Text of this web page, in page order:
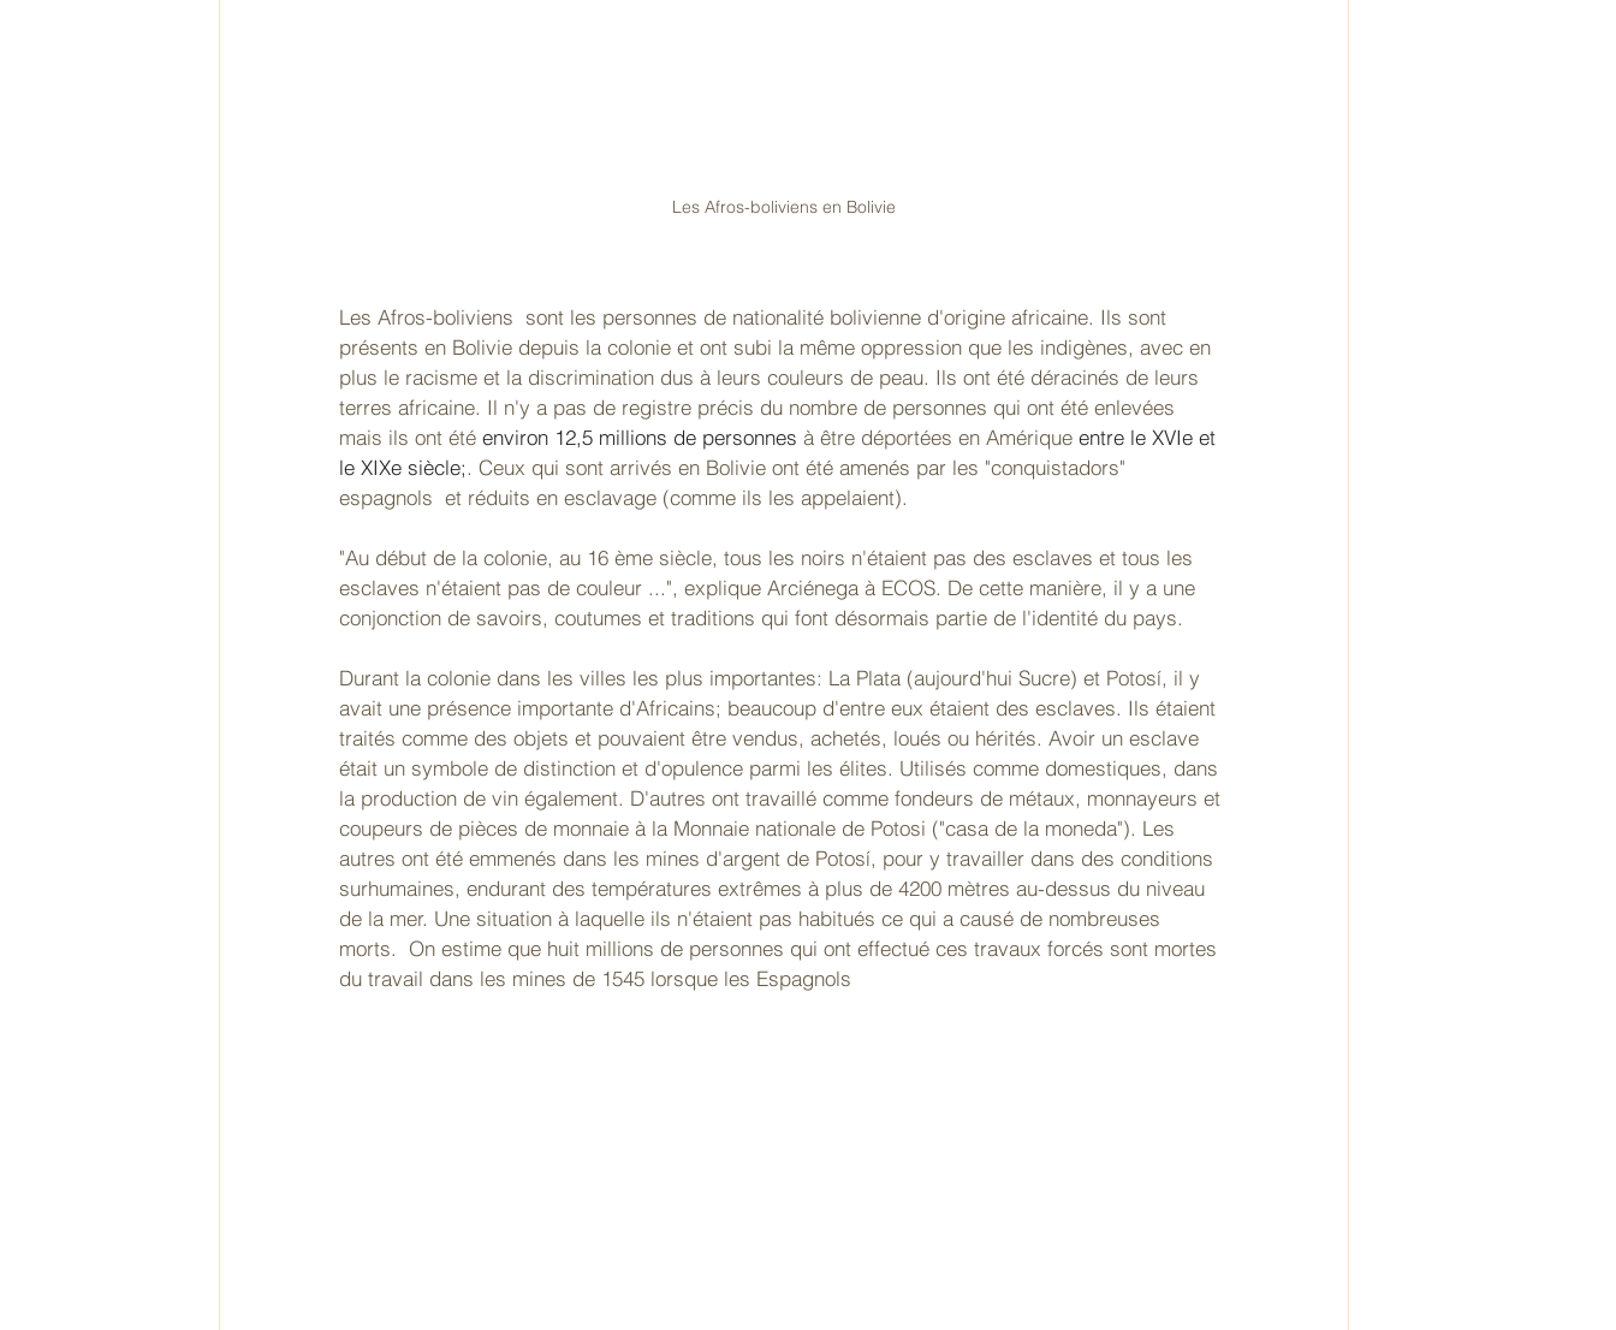
Les Afros-boliviens en Bolivie
Les Afros-boliviens  sont les personnes de nationalité bolivienne d'origine africaine. Ils sont
présents en Bolivie depuis la colonie et ont subi la même oppression que les indigènes, avec en
plus le racisme et la discrimination dus à leurs couleurs de peau. Ils ont été déracinés de leurs
terres africaine. Il n'y a pas de registre précis du nombre de personnes qui ont été enlevées
mais ils ont été environ 12,5 millions de personnes à être déportées en Amérique entre le XVIe et
le XIXe siècle;. Ceux qui sont arrivés en Bolivie ont été amenés par les "conquistadors"
espagnols  et réduits en esclavage (comme ils les appelaient).
"Au début de la colonie, au 16 ème siècle, tous les noirs n'étaient pas des esclaves et tous les
esclaves n'étaient pas de couleur ...", explique Arciénega à ECOS. De cette manière, il y a une
conjonction de savoirs, coutumes et traditions qui font désormais partie de l'identité du pays.
Durant la colonie dans les villes les plus importantes: La Plata (aujourd'hui Sucre) et Potosí, il y
avait une présence importante d'Africains; beaucoup d'entre eux étaient des esclaves. Ils étaient
traités comme des objets et pouvaient être vendus, achetés, loués ou hérités. Avoir un esclave
était un symbole de distinction et d'opulence parmi les élites. Utilisés comme domestiques, dans
la production de vin également. D'autres ont travaillé comme fondeurs de métaux, monnayeurs et
coupeurs de pièces de monnaie à la Monnaie nationale de Potosi ("casa de la moneda"). Les
autres ont été emmenés dans les mines d'argent de Potosí, pour y travailler dans des conditions
surhumaines, endurant des températures extrêmes à plus de 4200 mètres au-dessus du niveau
de la mer. Une situation à laquelle ils n'étaient pas habitués ce qui a causé de nombreuses
morts.
On estime que huit millions de personnes qui ont effectué ces travaux forcés sont mortes
du travail dans les mines de 1545 lorsque les Espagnols